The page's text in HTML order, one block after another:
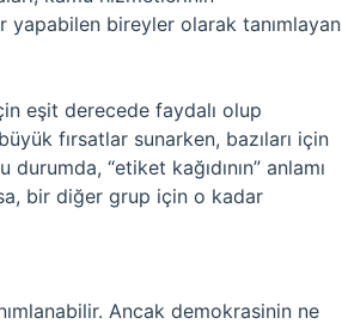
bireyler olarak tanımlayan
eşit derecede faydalı olup
fırsatlar sunarken, bazıları için
“etiket kağıdının” anlamı
bir diğer grup için o kadar
Ancak demokrasinin ne